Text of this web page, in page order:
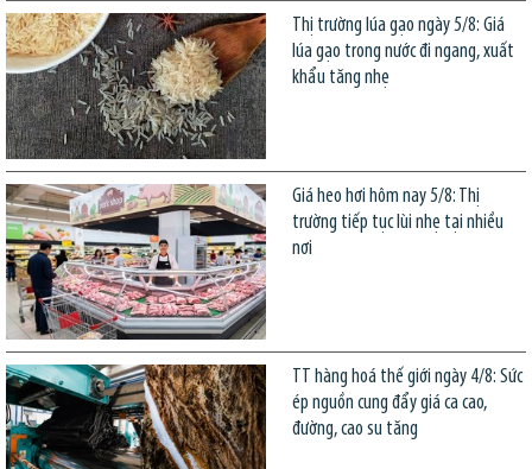
Thị trường lúa gạo ngày 5/8: Giá
lúa gạo trong nước đi ngang, xuất
khẩu tăng nhẹ
Giá heo hơi hôm nay 5/8: Thị
trường tiếp tục lùi nhẹ tại nhiều
nơi
TT hàng hoá thế giới ngày 4/8: Sức
ép nguồn cung đẩy giá ca cao,
đường, cao su tăng